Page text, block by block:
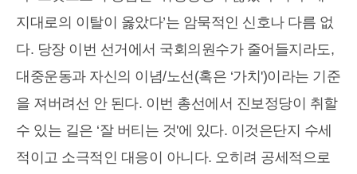
지대로의 이탈이 옳았다’는 암묵적인 신호나 다름 없
다. 당장 이번 선거에서 국회의원수가 줄어들지라도,
대중운동과 자신의 이념/노선(혹은 ‘가치')이라는 기준
을 져버려선 안 된다. 이번 총선에서 진보정당이 취할
수 있는 길은 ‘잘 버티는 것'에 있다. 이것은단지 수세
적이고 소극적인 대응이 아니다. 오히려 공세적으로